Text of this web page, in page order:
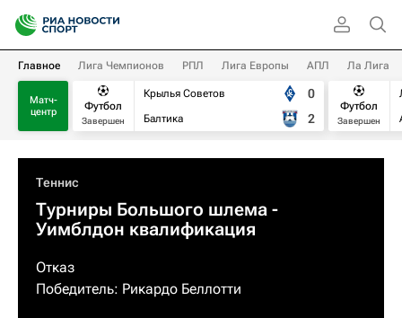
Главное Лига Чемпионов РПЛ Лига Европы АПЛ Ла Лига
Матч-
центр
Футбол
Завершен
Крылья Советов
Балтика
0
2
Футбол
Завершен
Теннис
Турниры Большого шлема -
Уимблдон квалификация
Отказ
Победитель: Рикардо Беллотти